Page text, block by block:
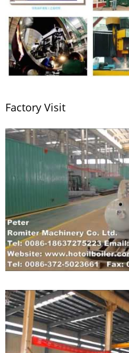
Factory Visit